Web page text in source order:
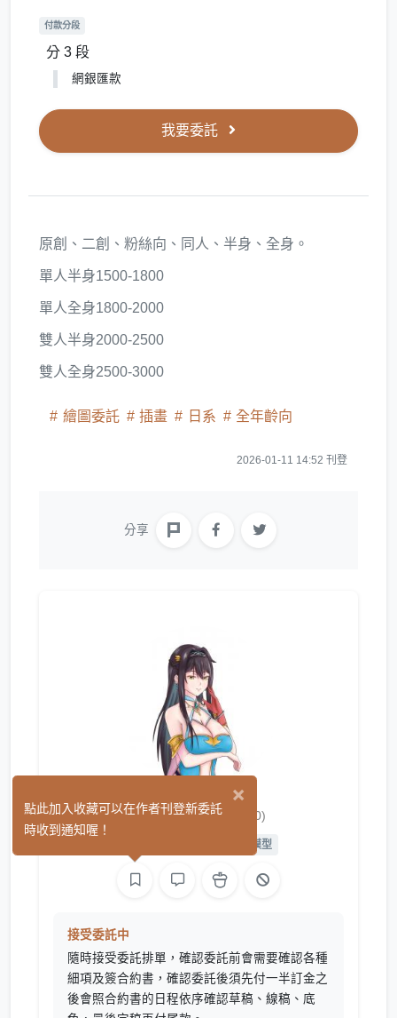
付款分段
分 3 段
網銀匯款
我要委託
原創、二創、粉絲向、同人、半身、全身。
單人半身1500-1800
單人全身1800-2000
雙人半身2000-2500
雙人全身2500-3000
繪圖委託 插畫 日系 全年齡向
2026-01-11 14:52 刊登
分享
神原あやね (0)
L2D 模型
接受委託中
隨時接受委託排單，確認委託前會需要確認各種
細項及簽合約書，確認委託後須先付一半訂金之
後會照合約書的日程依序確認草稿、線稿、底
×
點此加入收藏可以在作者刊登新委託
時收到通知喔！